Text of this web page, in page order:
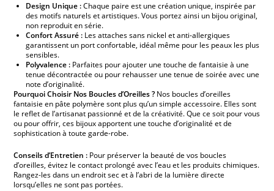
Design Unique :Chaque paire est une création unique, inspirée par
des motifs naturels et artistiques. Vous portez ainsi un bijou original,
non reproduit en série.
Confort Assuré : Les attaches sans nickel et anti-allergiques
garantissent un port confortable, idéal même pour les peaux les plus
sensibles.
Polyvalence : Parfaites pour ajouter une touche de fantaisie à une
tenue décontractée ou pour rehausser une tenue de soirée avec une
note d’originalité.
Pourquoi Choisir Nos Boucles d’Oreilles ? Nos boucles d’oreilles
fantaisie en pâte polymère sont plus qu’un simple accessoire. Elles sont
le reflet de l’artisanat passionné et de la créativité. Que ce soit pour vous
ou pour offrir, ces bijoux apportent une touche d’originalité et de
sophistication à toute garde-robe.
Conseils d’Entretien : Pour préserver la beauté de vos boucles
d’oreilles, évitez le contact prolongé avec l’eau et les produits chimiques.
Rangez-les dans un endroit sec et à l’abri de la lumière directe
lorsqu’elles ne sont pas portées.